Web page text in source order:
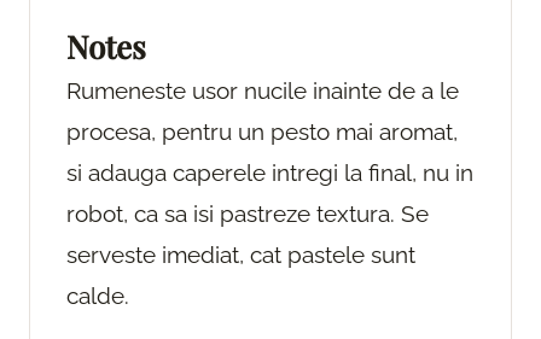
Notes
Rumeneste usor nucile inainte de a le
procesa, pentru un pesto mai aromat,
si adauga caperele intregi la final, nu in
robot, ca sa isi pastreze textura. Se
serveste imediat, cat pastele sunt
calde.